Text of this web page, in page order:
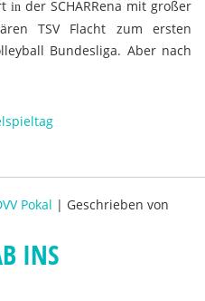
in der SCHARRena mit großer
TSV Flacht zum ersten
Bundesliga. Aber nach
Pokal | Geschrieben von
INS